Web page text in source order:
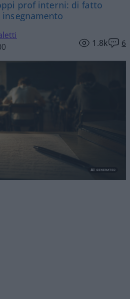
prof interni: di fatto
1.8k 6